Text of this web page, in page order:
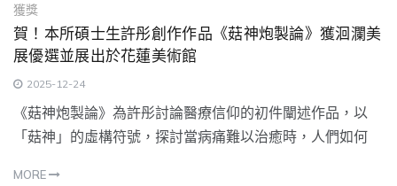
獲獎
賀！本所碩士生許彤創作作品《菇神炮製論》獲洄瀾美
展優選並展出於花蓮美術館
2025-12-24
《菇神炮製論》為許彤討論醫療信仰的初件闡述作品，以
「菇神」的虛構符號，探討當病痛難以治癒時，人們如何
MORE